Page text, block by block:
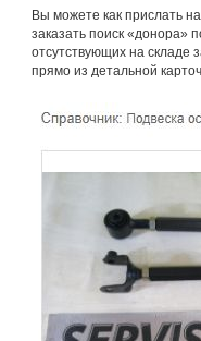
Вы можете как прислать
заказать поиск «донора»
отсутствующих на складе
прямо из детальной